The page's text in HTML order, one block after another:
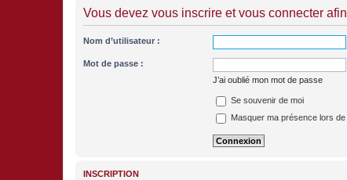
Vous devez vous inscrire et vous connecter
Nom d’utilisateur :
Mot de passe :
J’ai oublié mon mot de passe
Se souvenir de moi
Masquer ma présence lors
INSCRIPTION